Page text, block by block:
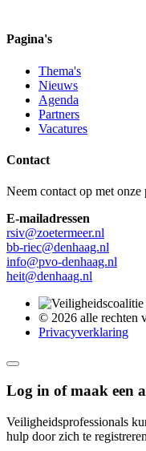
Pagina's
Thema's
Nieuws
Agenda
Partners
Vacatures
Contact
Neem contact op met onze
E-mailadressen
rsiv@zoetermeer.nl
bb-riec@denhaag.nl
info@pvo-denhaag.nl
heit@denhaag.nl
© 2026 alle rechten
Privacyverklaring
Log in of maak een
Veiligheidsprofessionals
hulp door zich te